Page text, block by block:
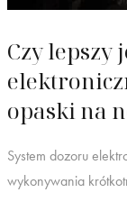
Czy lepszy
opaski na
System dozoru
wykonywania